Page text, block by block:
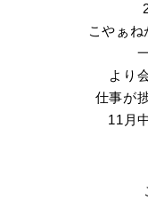
こやぁ
より
仕事が
11月